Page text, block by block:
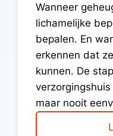
Wanneer
lichamelijke
bepalen. En
erkennen dat
kunnen. De
maar nooit